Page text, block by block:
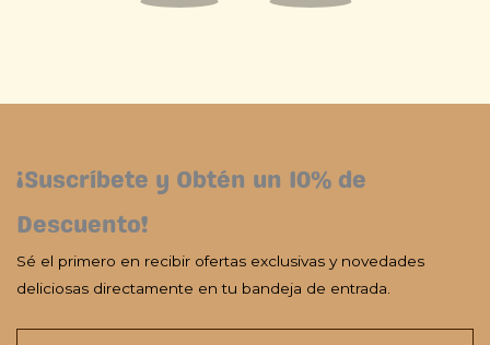
¡Suscríbete y Obtén un 10% de
Descuento!
Sé el primero en recibir ofertas exclusivas y novedades
deliciosas directamente en tu bandeja de entrada.